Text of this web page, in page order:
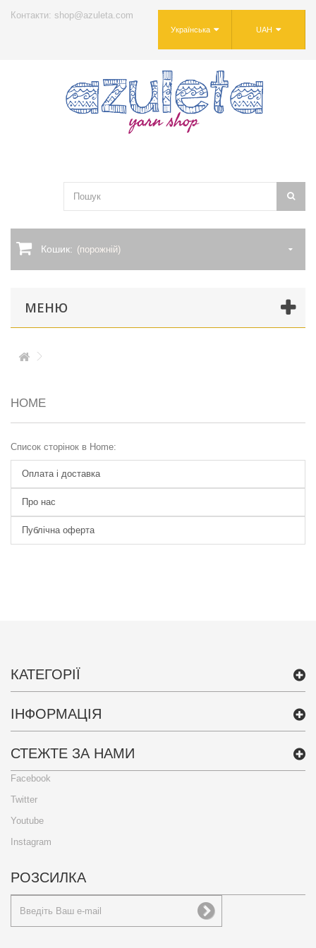
UAH
Українська
Контакти: shop@azuleta.com
Кошик: (порожній)
МЕНЮ
HOME
Список сторінок в Home:
Оплата і доставка
Про нас
Публічна оферта
КАТЕГОРІЇ
ІНФОРМАЦІЯ
СТЕЖТЕ ЗА НАМИ
Facebook
Twitter
Youtube
Instagram
РОЗСИЛКА